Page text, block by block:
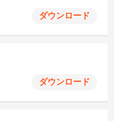
ダウンロード
ダウンロード